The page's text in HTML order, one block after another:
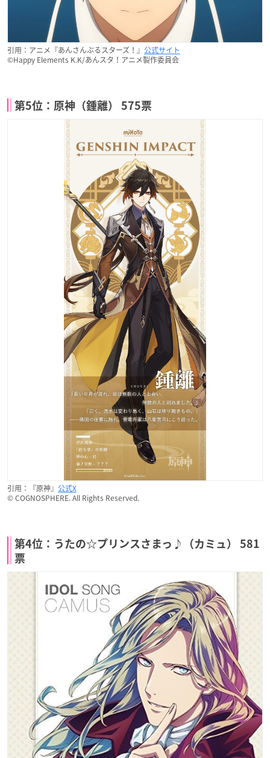
引用：アニメ『あんさんぶるスターズ！』 公式サイト
©Happy Elements K.K/あんスタ！アニメ製作委員会
第5位：原神（鍾離） 575票
引用：『原神』 公式X
© COGNOSPHERE. All Rights Reserved.
第4位：うたの☆プリンスさまっ♪（カミュ） 581
票